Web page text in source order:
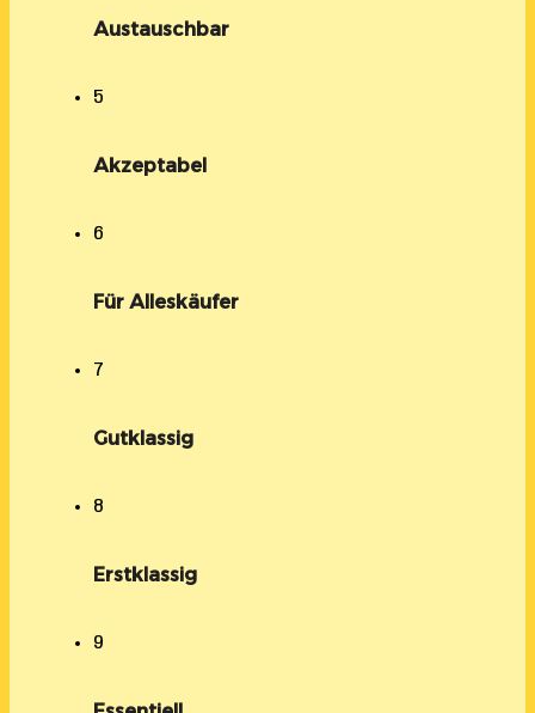
Austauschbar
5
Akzeptabel
6
Für Alleskäufer
7
Gutklassig
8
Erstklassig
9